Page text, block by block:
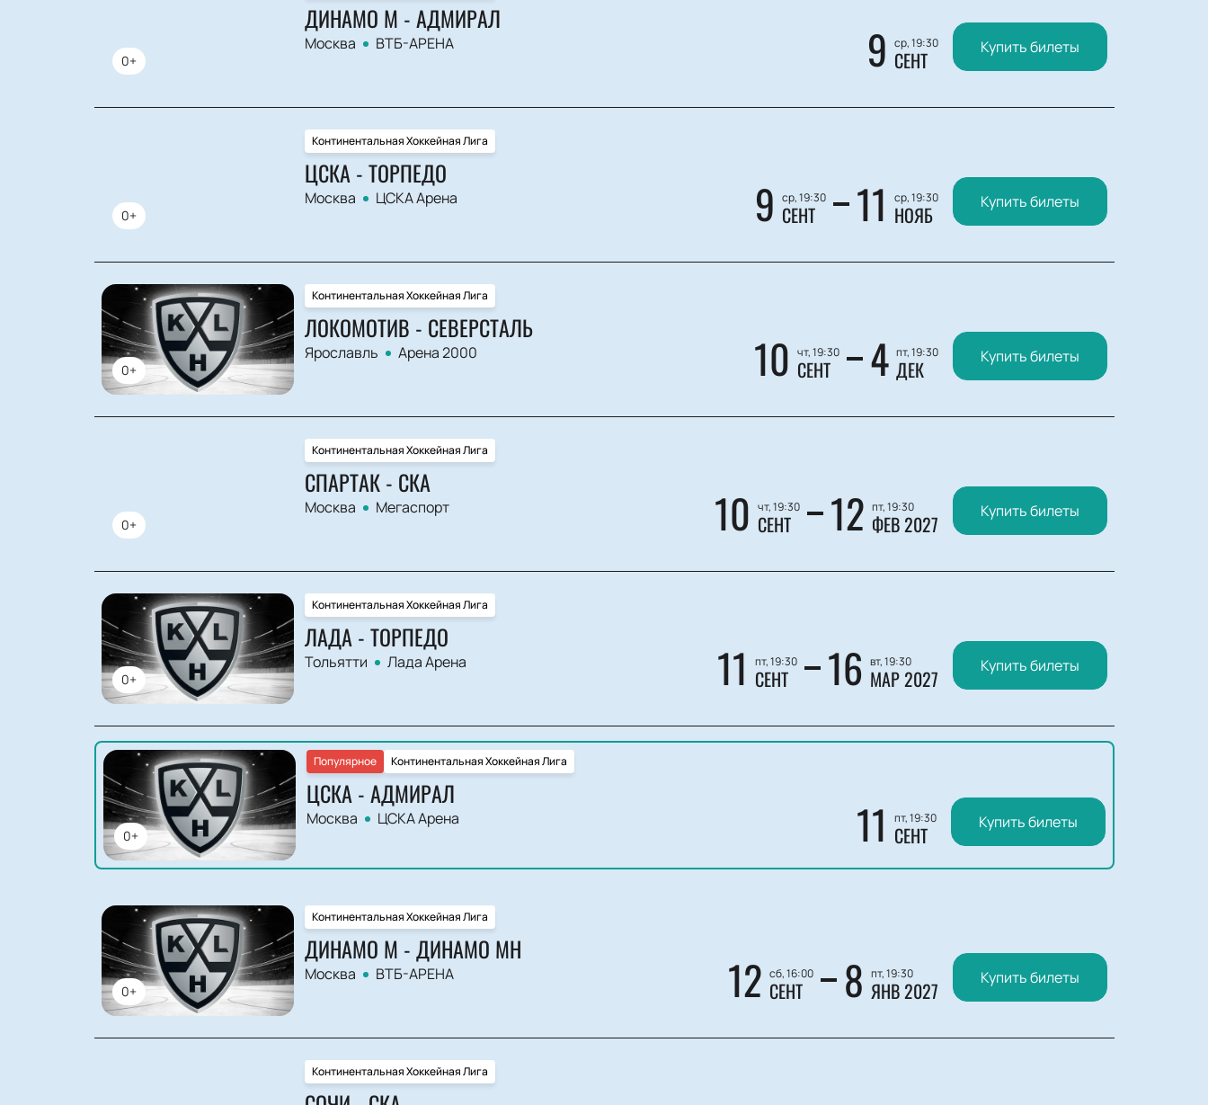
0+
ДИНАМО М - АДМИРАЛ
Москва ВТБ-АРЕНА 9 ср, 19:30
СЕНТ Купить билеты
0+
Континентальная Хоккейная Лига
ЦСКА - ТОРПЕДО
Москва ЦСКА Арена 9 ср, 19:30
СЕНТ 11 ср, 19:30
НОЯБ Купить билеты
0+
Континентальная Хоккейная Лига
ЛОКОМОТИВ - СЕВЕРСТАЛЬ
Ярославль Арена 2000 10 чт, 19:30
СЕНТ 4 пт, 19:30
ДЕК Купить билеты
0+
Континентальная Хоккейная Лига
СПАРТАК - СКА
Москва Мегаспорт 10 чт, 19:30
СЕНТ 12 пт, 19:30
ФЕВ 2027 Купить билеты
0+
Континентальная Хоккейная Лига
ЛАДА - ТОРПЕДО
Тольятти Лада Арена 11 пт, 19:30
СЕНТ 16 вт, 19:30
МАР 2027 Купить билеты
0+
Континентальная Хоккейная Лига
Популярное
ЦСКА - АДМИРАЛ
Москва ЦСКА Арена 11 пт, 19:30
СЕНТ Купить билеты
0+
Континентальная Хоккейная Лига
ДИНАМО М - ДИНАМО МН
Москва ВТБ-АРЕНА 12 сб, 16:00
СЕНТ 8 пт, 19:30
ЯНВ 2027 Купить билеты
Континентальная Хоккейная Лига